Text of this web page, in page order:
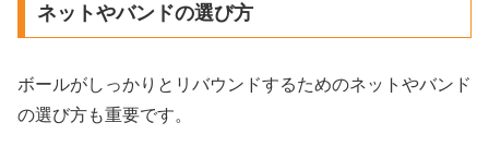
ネットやバンドの選び方
ボールがしっかりとリバウンドするためのネットやバンド
の選び方も重要です。